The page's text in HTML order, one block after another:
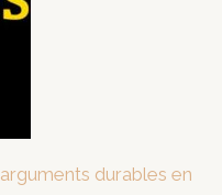
durables en